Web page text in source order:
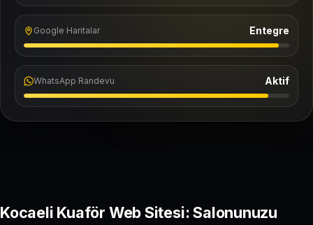
Google Haritalar Entegre
WhatsApp Randevu Aktif
Kocaeli Kuaför Web Sitesi: Salonunuzu